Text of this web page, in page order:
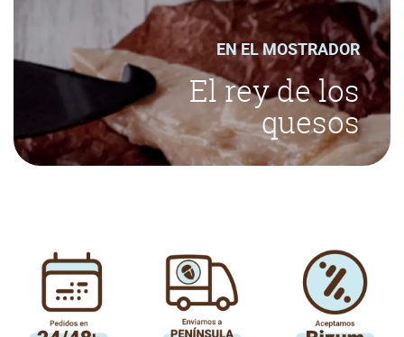
EN EL MOSTRADOR
El rey de los
quesos